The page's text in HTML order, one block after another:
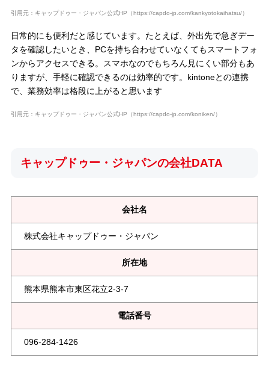
引用元：キャップドゥー・ジャパン公式HP（https://capdo-jp.com/kankyotokaihatsu/）
日常的にも便利だと感じています。たとえば、外出先で急ぎデー
タを確認したいとき、PCを持ち合わせていなくてもスマートフォ
ンからアクセスできる。スマホなのでもちろん見にくい部分もあ
りますが、手軽に確認できるのは効率的です。kintoneとの連携
で、業務効率は格段に上がると思います
引用元：キャップドゥー・ジャパン公式HP（https://capdo-jp.com/koniken/）
キャップドゥー・ジャパンの会社DATA
会社名
株式会社キャップドゥー・ジャパン
所在地
熊本県熊本市東区花立2-3-7
電話番号
096-284-1426